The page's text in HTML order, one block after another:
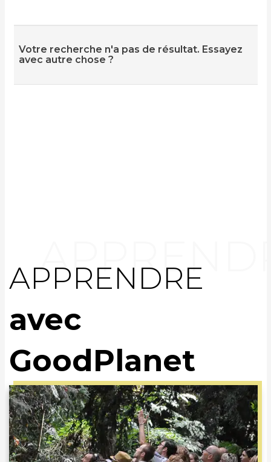
Votre recherche n'a pas de résultat. Essayez
avec autre chose ?
APPRENDRE
avec
GoodPlanet